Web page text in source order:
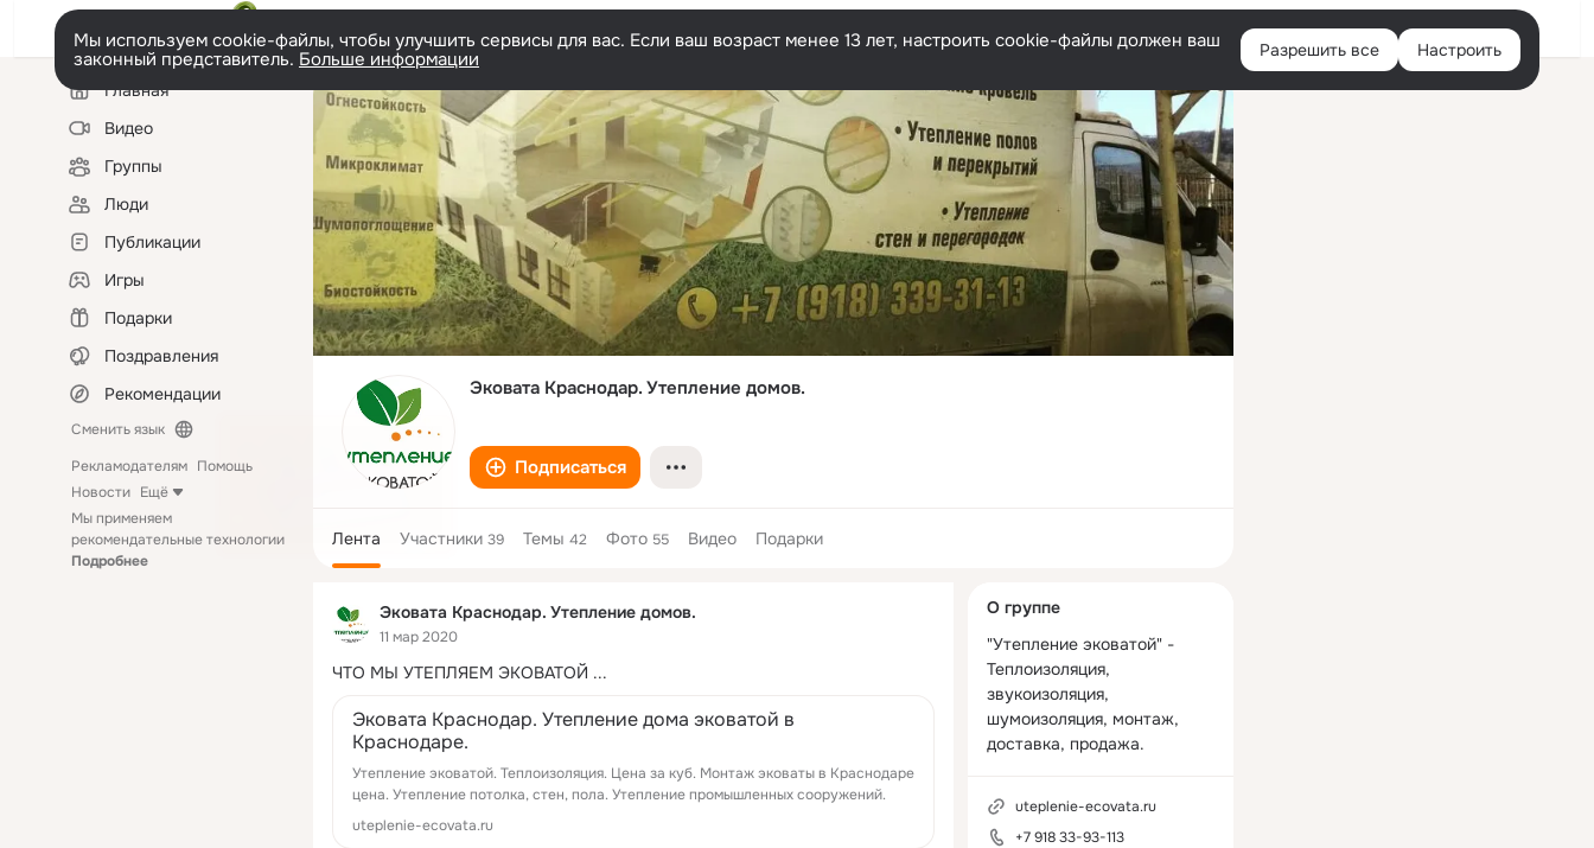
Войти
Мы используем cookie-файлы, чтобы улучшить сервисы для вас. Если ваш возраст менее 13 лет, настроить cookie-файлы должен ваш
законный представитель. Больше информации Разрешить все Настроить
Левая
колонкаГлавная
Видео
Группы
Люди
Публикации
Игры
Подарки
Поздравления
Рекомендации
Сменить язык
Рекламодателям Помощь
Новости Ещё
Мы применяем
рекомендательные технологии
Подробнее
Эковата Краснодар. Утепление домов.
Подписаться
Лента Участники 39 Темы 42 Фото 55 Видео Подарки
Эковата Краснодар. Утепление домов.
11 мар 2020
ЧТО МЫ УТЕПЛЯЕМ ЭКОВАТОЙ ...
Эковата Краснодар. Утепление дома эковатой в
Краснодаре.
Утепление эковатой. Теплоизоляция. Цена за куб. Монтаж эковаты в Краснодаре
цена. Утепление потолка, стен, пола. Утепление промышленных сооружений.
uteplenie-ecovata.ru
колонка
О группе
"Утепление эковатой" -
Теплоизоляция,
звукоизоляция,
шумоизоляция, монтаж,
доставка, продажа.
uteplenie-ecovata.ru
+7 918 33-93-113